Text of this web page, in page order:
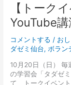
【トーク
YouTube講
コメントする / お
ダゼミ仙台,ボラン
10月20日（日） 毎
の学習会「タダゼ
て、トークイベン
【ト
ク
ベ
ン
会
い